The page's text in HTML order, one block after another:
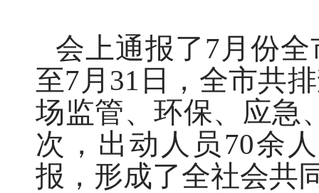
会上通报了7月份
至7月31日，全市共
场监管、环保、应急
次，出动人员70余
报，形成了全社会共